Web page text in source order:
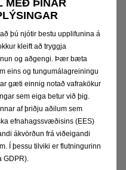
MEÐ ÞÍNAR
þú njótir bestu upplifunina á
kleift að tryggja
og aðgengi. Þær bæta
eins og tungumálagreiningu
gæti einnig notað vafrakökur
sem eiga betur við þig.
af þriðju aðilum sem
efnahagssvæðisins (EES)
ákvörðun frá viðeigandi
Í þessu tilviki er flutningurinn
GDPR).